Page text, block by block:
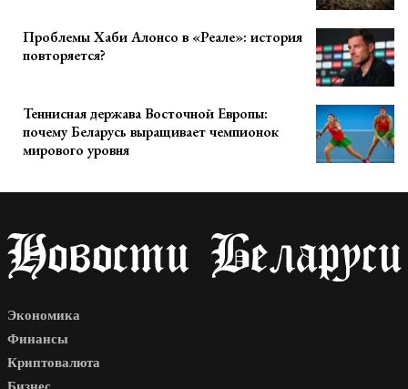
Проблемы Хаби Алонсо в «Реале»: история
повторяется?
Теннисная держава Восточной Европы:
почему Беларусь выращивает чемпионок
мирового уровня
Экономика
Финансы
Криптовалюта